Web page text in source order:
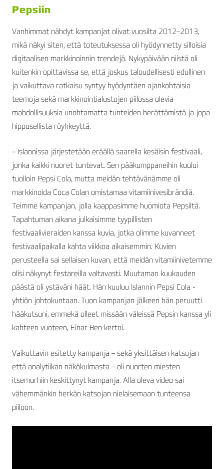
Pepsiin
Vanhimmat nähdyt kampanjat olivat vuosilta 2012–2013,
mikä näkyi siten, että toteutuksessa oli hyödynnetty silloisia
digitaalisen markkinoinnin trendejä. Nykypäivään niistä oli
kuitenkin opittavissa se, että joskus taloudellisesti edullinen
ja vaikuttava ratkaisu syntyy hyödyntäen ajankohtaisia
teemoja sekä markkinointialustojen piilossa olevia
mahdollisuuksia unohtamatta tunteiden herättämistä ja jopa
hippusellista röyhkeyttä.
– Islannissa järjestetään eräällä saarella kesäisin festivaali,
jonka kaikki nuoret tuntevat. Sen pääkumppaneihin kuului
tuolloin Pepsi Cola, mutta meidän tehtävänämme oli
markkinoida Coca Colan omistamaa vitamiinivesibrändiä.
Teimme kampanjan, jolla kaappasimme huomiota Pepsiltä.
Tapahtuman aikana julkaisimme tyypillisten
festivaalivieraiden kanssa kuvia, jotka olimme kuvanneet
festivaalipaikalla kahta viikkoa aikaisemmin. Kuvien
perusteella sai sellaisen kuvan, että meidän vitamiinivetemme
olisi näkynyt festareilla valtavasti. Muutaman kuukauden
päästä oli ystäväni häät. Hän kuuluu Islannin Pepsi Cola -
yhtiön johtokuntaan. Tuon kampanjan jälkeen hän peruutti
hääkutsuni, emmekä olleet missään väleissä Pepsin kanssa yli
kahteen vuoteen, Einar Ben kertoi.
Vaikuttavin esitetty kampanja – sekä yksittäisen katsojan
että analytiikan näkökulmasta – oli nuorten miesten
itsemurhiin keskittynyt kampanja. Alla oleva video sai
vähemmänkin herkän katsojan nielaisemaan tunteensa
piiloon.